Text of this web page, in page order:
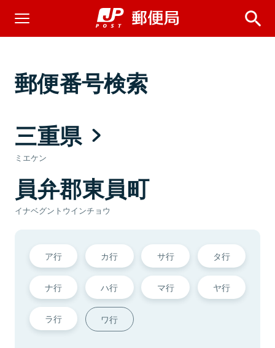
郵便番号検索
三重県
ミエケン
員弁郡東員町
イナベグントウインチョウ
ア行 カ行 サ行 タ行
ナ行 ハ行 マ行 ヤ行
ラ行 ワ行